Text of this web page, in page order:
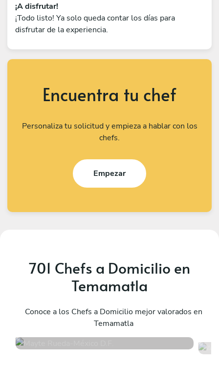
¡A disfrutar!
¡Todo listo! Ya solo queda contar los días para
disfrutar de la experiencia.
Encuentra tu chef
Personaliza tu solicitud y empieza a hablar con los
chefs.
Empezar
701 Chefs a Domicilio en
Temamatla
Conoce a los Chefs a Domicilio mejor valorados en
Temamatla
México D.F.
13 servicios